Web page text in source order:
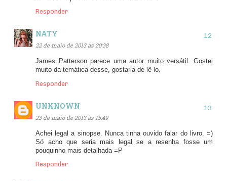
Responder
NATY
22 de maio de 2013 às 20:38
James Patterson parece uma autor muito versátil. Gostei
muito da temática desse, gostaria de lê-lo.
Responder
UNKNOWN
23 de maio de 2013 às 15:49
Achei legal a sinopse. Nunca tinha ouvido falar do livro. =)
Só acho que seria mais legal se a resenha fosse um
pouquinho mais detalhada =P
Responder